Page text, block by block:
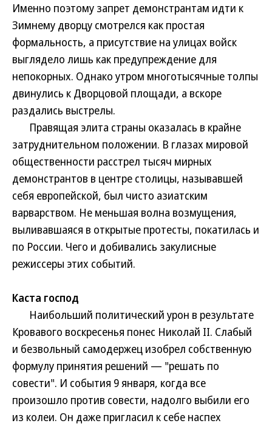
Именно поэтому запрет демонстрантам идти к
Зимнему дворцу смотрелся как простая
формальность, а присутствие на улицах войск
выглядело лишь как предупреждение для
непокорных. Однако утром многотысячные толпы
двинулись к Дворцовой площади, а вскоре
раздались выстрелы.
Правящая элита страны оказалась в крайне
затруднительном положении. В глазах мировой
общественности расстрел тысяч мирных
демонстрантов в центре столицы, называвшей
себя европейской, был чисто азиатским
варварством. Не меньшая волна возмущения,
выливавшаяся в открытые протесты, покатилась и
по России. Чего и добивались закулисные
режиссеры этих событий.
Каста господ
Наибольший политический урон в результате
Кровавого воскресенья понес Николай II. Слабый
и безвольный самодержец изобрел собственную
формулу принятия решений — "решать по
совести". И события 9 января, когда все
произошло против совести, надолго выбили его
из колеи. Он даже пригласил к себе наспех